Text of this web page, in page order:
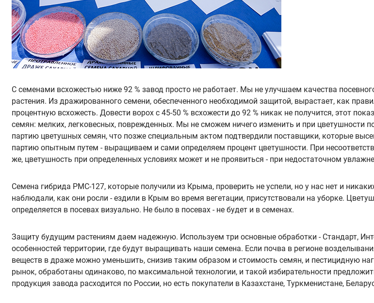
С семенами всхожестью ниже 92 % завод просто не работает. Мы не улучшаем качества
растения. Из дражированного семени, обеспеченного необходимой защитой, вырастает, как
процентную всхожесть. Довести ворох с 45-50 % всхожести до 92 % никак не получится, этот
семян: мелких, легковесных, поврежденных. Мы не сможем ничего изменить и при цветушности
партию цветушных семян, что позже специальным актом подтвердили поставщики, которые
партию опытным путем - выращиваем и сами определяем процент цветушности. При
же, цветушность при определенных условиях может и не проявиться - при недостаточном
Семена гибрида РМС-127, которые получили из Крыма, проверить не успели, но у нас нет и
наблюдали, как они росли - ездили в Крым во время вегетации, присутствовали на уборке.
определяется в посевах визуально. Не было в посевах - не будет и в семенах.
Защиту будущим растениям даем надежную. Используем три основные обработки - Стандарт,
особенностей территории, где будут выращивать наши семена. Если почва в регионе
веществ в драже можно уменьшить, снизив таким образом и стоимость семян, и пестицидную
рынок, обработаны одинаково, по максимальной технологии, и такой избирательности
продукция завода расходится по России, но есть покупатели в Казахстане, Туркменистане,